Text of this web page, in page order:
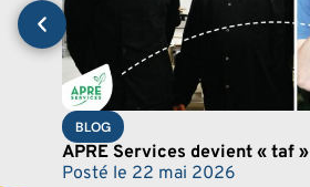
BLOG
APRE Services devient « taf »
Posté le 22 mai 2026